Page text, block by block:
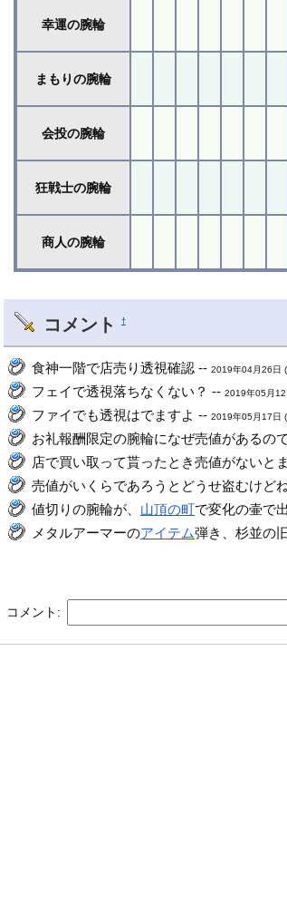
幸運の腕輪
まもりの腕輪
会投の腕輪
狂戦士の腕輪
商人の腕輪
コメント †
食神一階で店売り透視確認 --2019年04月26日
フェイで透視落ちなくない？ --2019年05月
ファイでも透視はでますよ --2019年05月17日
お礼報酬限定の腕輪になぜ売値があるの
店で買い取って貰ったとき売値がないと
売値がいくらであろうとどうせ盗むけど
値切りの腕輪が、 山頂の町で変化の壷で
メタルアーマーのアイテム弾き、杉並の
コメント: